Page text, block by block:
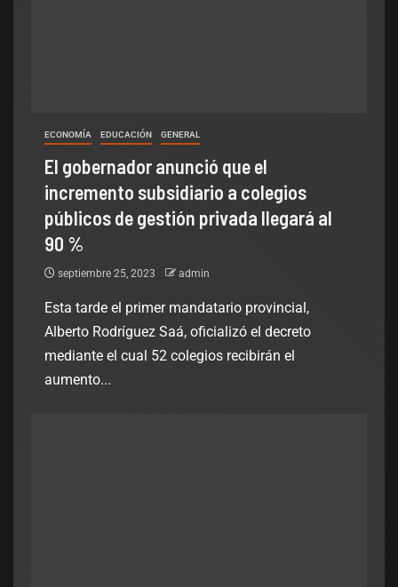
ECONOMÍA EDUCACIÓN GENERAL
El gobernador anunció que el
incremento subsidiario a colegios
públicos de gestión privada llegará al
90 %
septiembre 25, 2023 admin
Esta tarde el primer mandatario provincial,
Alberto Rodríguez Saá, oficializó el decreto
mediante el cual 52 colegios recibirán el
aumento...